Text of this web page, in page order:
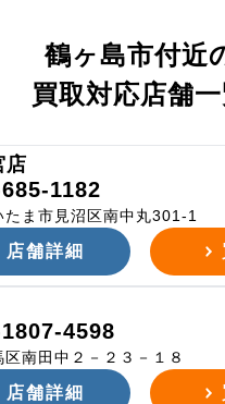
鶴ヶ島市付近
買取対応店舗
店
1182
たま市見沼区南中丸301-1
店舗詳細
4598
南田中２－２３－１８
店舗詳細